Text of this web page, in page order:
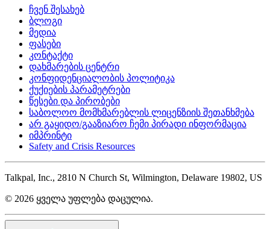
ჩვენ შესახებ
ბლოგი
მედია
ფასები
კონტაქტი
დახმარების ცენტრი
კონფიდენციალობის პოლიტიკა
ქუქიების პარამეტრები
წესები და პირობები
საბოლოო მომხმარებლის ლიცენზიის შეთანხმება
არ გაყიდო/გააზიარო ჩემი პირადი ინფორმაცია
იმპრინტი
Safety and Crisis Resources
Talkpal, Inc., 2810 N Church St, Wilmington, Delaware 19802, US
© 2026 ყველა უფლება დაცულია.